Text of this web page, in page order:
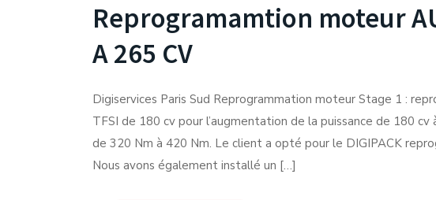
Reprogramamtion moteur
A 265 CV
Digiservices Paris Sud Reprogrammation moteur Stage 1 :
TFSI de 180 cv pour l’augmentation de la puissance de 180
de 320 Nm à 420 Nm. Le client a opté pour le DIGIPACK
Nous avons également installé un […]